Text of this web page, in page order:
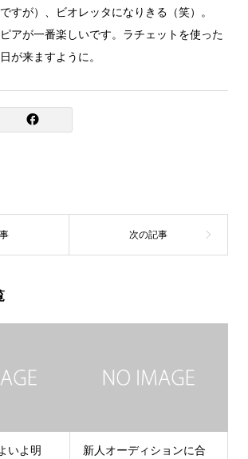
すが）、ビオレッタになりきる（笑）。
アが一番楽しいです。ラチェットを使った
が来ますように。
いよ明
新人オーディションに合